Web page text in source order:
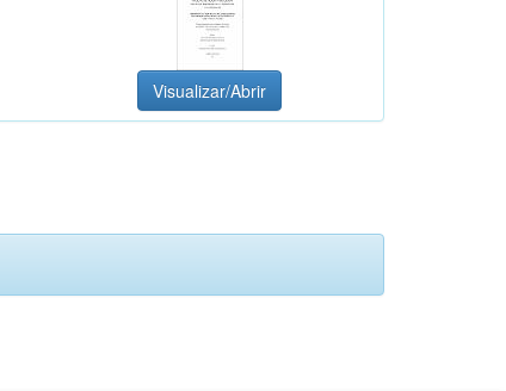
Visualizar/Abrir